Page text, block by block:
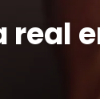
real